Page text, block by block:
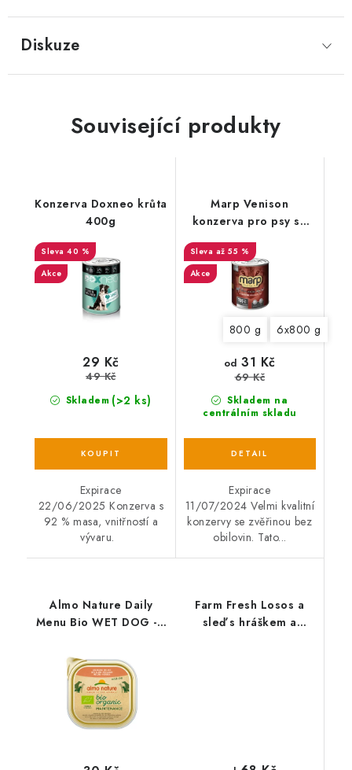
Diskuze
Související produkty
Konzerva Doxneo krůta
400g
40 %
Akce
Skladem (>2 ks)
29 Kč
49 Kč
Expirace
22/06/2025 Konzerva s
92 % masa, vnitřností a
vývaru.
Marp Venison
konzerva pro psy se
zvěřinou EXP
11/07/2024
až 55 %
Akce
800 g 6x800 g
Skladem na
centrálním skladu
od 31 Kč
69 Kč
Expirace
11/07/2024 Velmi kvalitní
konzervy se zvěřinou bez
obilovin. Tato...
Almo Nature Daily
Menu Bio WET DOG - s
Farm Fresh Losos a
sleď s hráškem a